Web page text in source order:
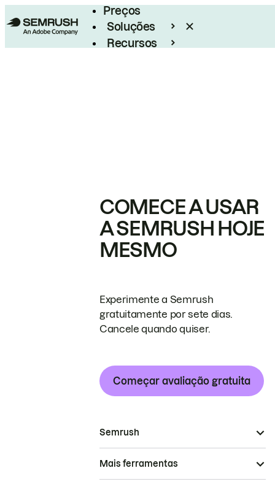
Preços
Soluções
Recursos
COMECE A USAR
A SEMRUSH HOJE
MESMO
Experimente a Semrush
gratuitamente por sete dias.
Cancele quando quiser.
Começar avaliação gratuita
Semrush
Mais ferramentas